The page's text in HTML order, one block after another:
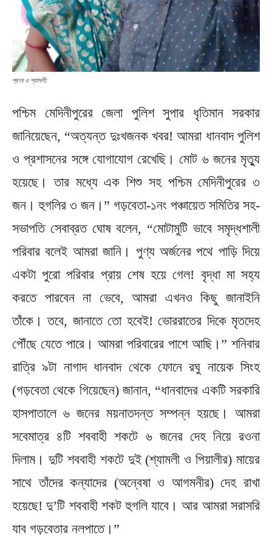
প্রণব ও শ্যামলী:
পশ্চিম মেদিনীপুরের জেলা পুলিশ সুপার ধৃতিমান সরকার
জানিয়েছেন, “অত্যন্ত দুঃখজনক খবর! আমরা ধানবাদ পুলিশ
ও প্রশাসনের সঙ্গে যোগাযোগ রেখেছি। মোট ৬ জনের মৃত্যু
হয়েছে। তার মধ্যে এক শিশু সহ পশ্চিম মেদিনীপুরের ৩
জন। হুগলির ৩ জন।” গড়বেতা-১নং পঞ্চায়েত সমিতির সহ-
সভাপতি সেবাব্রত ঘোষ বলেন, “মোটামুটি ভাবে সমৃদ্ধশালী
পরিবার বলেই আমরা জানি। পুণ্য অর্জনের পথে পাড়ি দিয়ে
একটা পুরো পরিবার প্রায় শেষ হয়ে গেল! বৃদ্ধা মা সহ্য
করতে পারবেন না ভেবে, আমরা এখনও কিছু জানাইনি
তাঁকে। তবে, জানাতে তো হবেই! ভোররাতের দিকে মৃতদেহ
পৌঁছে যেতে পারে। আমরা পরিবারের পাশে আছি।” শনিবার
রাত্রি ৯টা নাগাদ ধানবাদ থেকে ফোনে রঘু নায়েক সিংহ
(গড়বেতা থেকে গিয়েছেন) জানান, “ধানবাদের একটি সরকারি
হাসপাতালে ৬ জনের ময়নাতদন্ত সম্পন্ন হয়ছে। আমরা
সবেমাত্র ৪টি শববাহী শকটে ৬ জনের দেহ নিয়ে রওনা
দিলাম। দুটি শববাহী শকটে দুই (শ্যামলী ও পিয়ালীর) মায়ের
সাথে তাঁদের কন্যাদের (অন্বেষা ও আগমনীর) দেহ রাখা
হয়েছে! দু’টি শববাহী শকট হুগলি যাবে। আর আমরা সরাসরি
যাব গড়বেতার নলপাতে।”